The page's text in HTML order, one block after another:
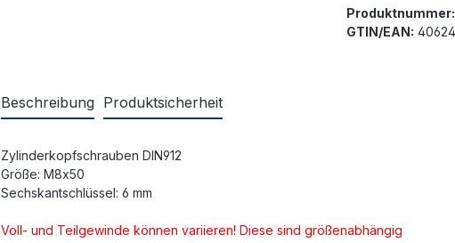
GTIN/EAN:
Beschreibung Produktsicherheit
Zylinderkopfschrauben DIN912
Größe: M8x50
Sechskantschlüssel: 6 mm
Voll- und Teilgewinde können variieren! Diese sind größenabhängig